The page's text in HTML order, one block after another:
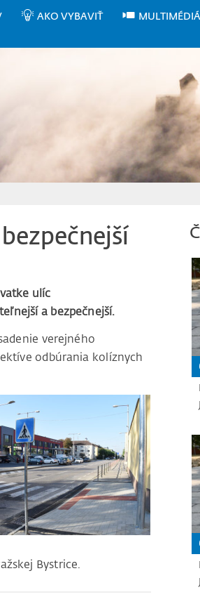
AKO VYBAVIŤ MULTIMÉDIÁ
ulíc
a bezpečnejší.
verejného
odbúrania kolíznych
Bystrice.